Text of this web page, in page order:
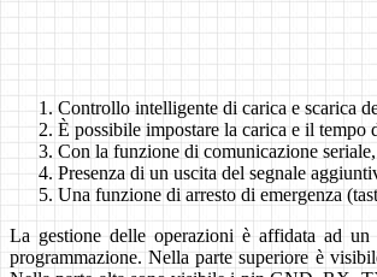
Controllo intelligente di carica e scarica
È possibile impostare la carica e il tempo
Con la funzione di comunicazione
Presenza di un uscita del segnale
Una funzione di arresto di emergenza
La gestione delle operazioni è affidata ad
programmazione. Nella parte superiore è